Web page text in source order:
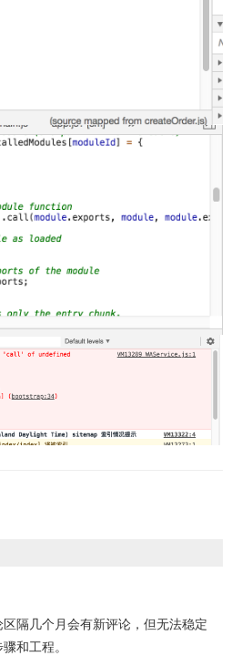
隔几个月会有新评论，但无法稳定
和工程。